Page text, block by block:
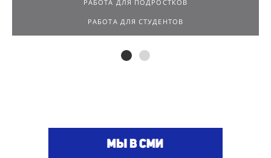
РАБОТА ДЛЯ ПОДРОСТКОВ
РАБОТА ДЛЯ СТУДЕНТОВ